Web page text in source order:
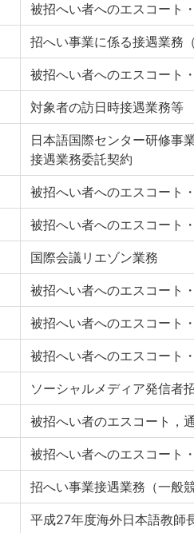
被招へい者へのエスコート
招へい事業に係る接遇業務
被招へい者へのエスコート
対象者の訪日時接遇業務等
日本語国際センター研修事
接遇業務委託契約
被招へい者へのエスコート
被招へい者へのエスコート
国際会議リエゾン業務
被招へい者へのエスコート
被招へい者へのエスコート
被招へい者へのエスコート
ソーシャルメディア発信者
被招へい者のエスコート，
被招へい者へのエスコート
招へい事業接遇業務（一般
平成27年度海外日本語教師